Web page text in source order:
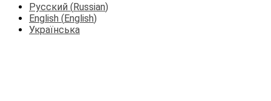
Русский (Russian)
English (English)
Українська